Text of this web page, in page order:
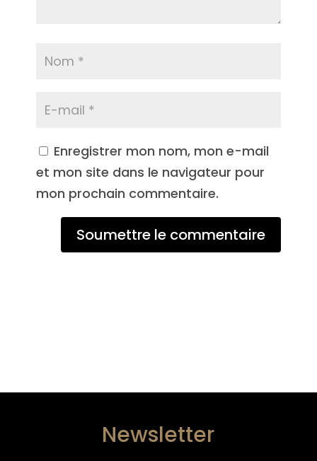
Enregistrer mon nom, mon e-mail
et mon site dans le navigateur pour
mon prochain commentaire.
Soumettre le commentaire
Newsletter